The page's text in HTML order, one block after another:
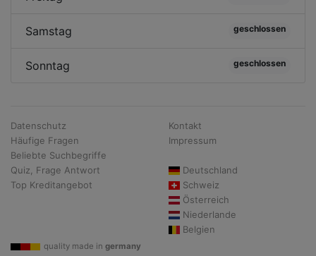
Samstag geschlossen
Sonntag geschlossen
Datenschutz
Häufige Fragen
Beliebte Suchbegriffe
Quiz, Frage Antwort
Top Kreditangebot
Kontakt
Impressum
Deutschland
Schweiz
Österreich
Niederlande
Belgien
quality made in germany